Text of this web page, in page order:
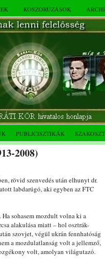
KOSZORÚZÁSOK
PUBLICISZTIKÁK
2008)
rövid szenvedés után elhunyt dr.
labdarúgó, aki egyben az FTC
Ha sohasem mozdult volna ki a
alakulása miatt – hol osztrák-
szovjet, végül ukrán fennhatóság
a mozdulatlanság volt a jellemző,
volt, amolyan világutazó.